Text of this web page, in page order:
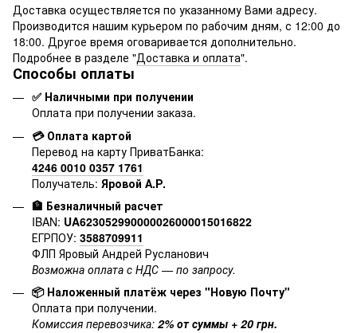
Доставка осуществляется по указанному Вами адресу.
Производится нашим курьером по рабочим дням, с 12:00 до
18:00. Другое время оговаривается дополнительно.
Подробнее в разделе "Доставка и оплата".
Способы оплаты
✅ Наличными при получении
Оплата при получении заказа.
💳 Оплата картой
Перевод на карту ПриватБанка:
4246 0010 0357 1761
Получатель: Яровой А.Р.
🏦 Безналичный расчет
IBAN: UA623052990000026000015016822
ЕГРПОУ: 3588709911
ФЛП Яровый Андрей Русланович
Возможна оплата с НДС — по запросу.
📦 Наложенный платёж через "Новую Почту"
Оплата при получении.
Комиссия перевозчика: 2% от суммы + 20 грн.